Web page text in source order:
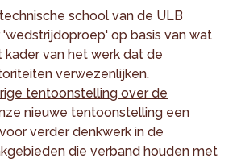
school van de ULB
'wedstrijdoproep' op basis van wat
kader van het werk dat de
verwezenlijken.
tentoonstelling over de
nieuwe tentoonstelling een
verder denkwerk in de
die verband houden met